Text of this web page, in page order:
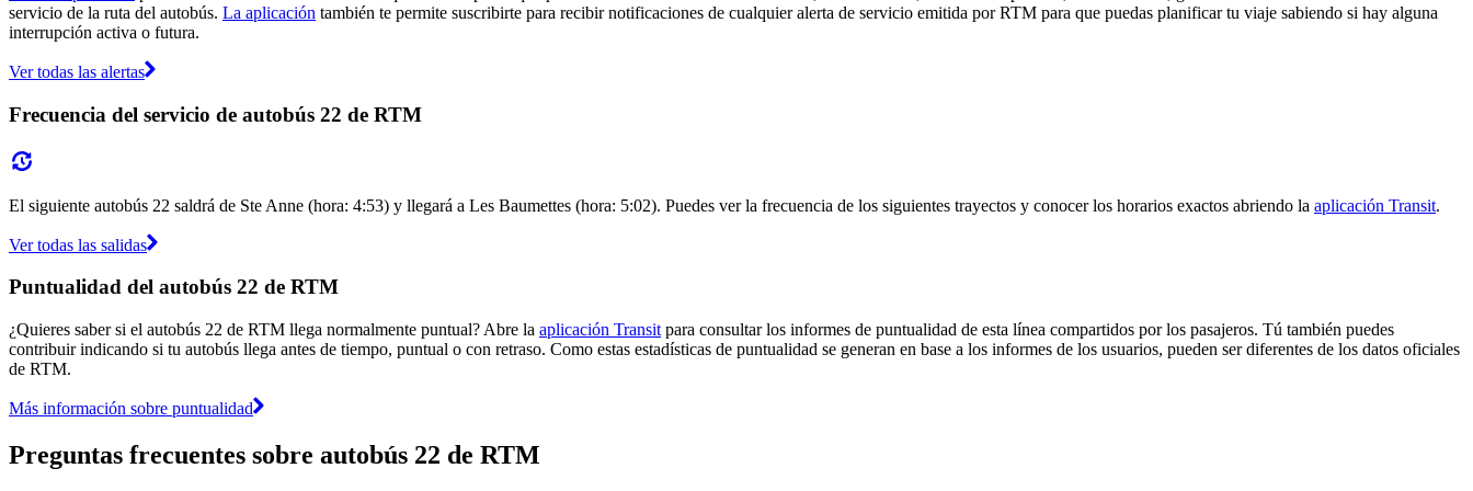
servicio de la ruta del autobús. La aplicación también te permite suscribirte para recibir notificaciones de cualquier alerta de servicio emitida por RTM para que puedas planificar tu viaje sabiendo si hay alguna
interrupción activa o futura.
Ver todas las alertas
Frecuencia del servicio de autobús 22 de RTM
El siguiente autobús 22 saldrá de Ste Anne (hora: 4:53) y llegará a Les Baumettes (hora: 5:02). Puedes ver la frecuencia de los siguientes trayectos y conocer los horarios exactos abriendo la aplicación Transit.
Ver todas las salidas
Puntualidad del autobús 22 de RTM
¿Quieres saber si el autobús 22 de RTM llega normalmente puntual? Abre la aplicación Transit para consultar los informes de puntualidad de esta línea compartidos por los pasajeros. Tú también puedes
contribuir indicando si tu autobús llega antes de tiempo, puntual o con retraso. Como estas estadísticas de puntualidad se generan en base a los informes de los usuarios, pueden ser diferentes de los datos oficiales
de RTM.
Más información sobre puntualidad
Preguntas frecuentes sobre autobús 22 de RTM